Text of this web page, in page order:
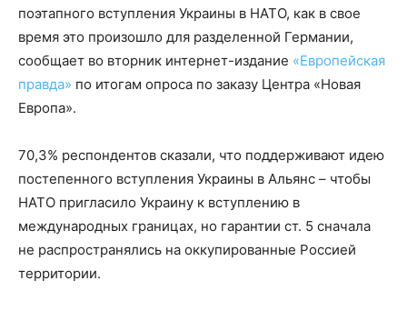
поэтапного вступления Украины в НАТО, как в свое
время это произошло для разделенной Германии,
сообщает во вторник интернет-издание «Европейская
правда» по итогам опроса по заказу Центра «Новая
Европа».
70,3% респондентов сказали, что поддерживают идею
постепенного вступления Украины в Альянс – чтобы
НАТО пригласило Украину к вступлению в
международных границах, но гарантии ст. 5 сначала
не распространялись на оккупированные Россией
территории.